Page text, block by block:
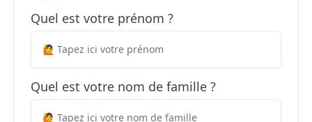
Quel est votre prénom ?
Quel est votre nom de famille ?